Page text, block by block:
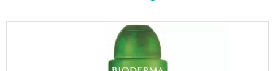
(*) Etude multicentrique Nodé DS+ : efficacité sur les cuirs
chevelus atteint de dermite séborrhéique (% constasté par les
investigateurs ayant suivis cette étude).